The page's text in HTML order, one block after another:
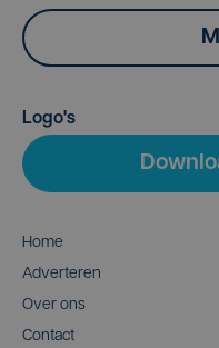
Logo's
Home
Adverteren
Over ons
Contact